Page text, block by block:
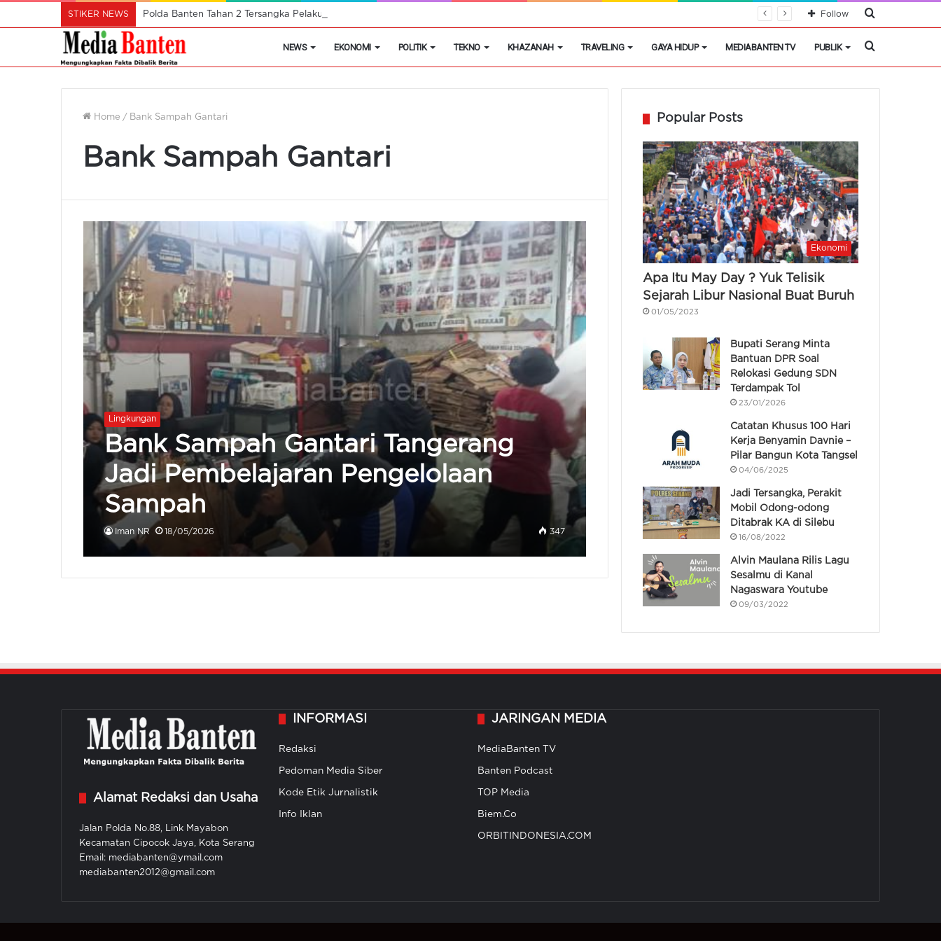
STIKER NEWS Polda Banten Tahan 2 Tersangka Pelaku Kekerasan dan Penghasulan Saat Demo di PT Pemi Cari
Follow
NEWS EKONOMI POLITIK TEKNO KHAZANAH TRAVELING GAYA HIDUP MEDIABANTEN TV PUBLIK Cari
Home / Bank Sampah Gantari
Bank Sampah Gantari
Lingkungan
Bank Sampah Gantari Tangerang
Jadi Pembelajaran Pengelolaan
Sampah
Iman NR 18/05/2026 347
Popular Posts
Ekonomi
Apa Itu May Day ? Yuk Telisik
Sejarah Libur Nasional Buat Buruh
01/05/2023
Bupati Serang Minta
Bantuan DPR Soal
Relokasi Gedung SDN
Terdampak Tol
23/01/2026
Catatan Khusus 100 Hari
Kerja Benyamin Davnie –
Pilar Bangun Kota Tangsel
04/06/2025
Jadi Tersangka, Perakit
Mobil Odong-odong
Ditabrak KA di Silebu
16/08/2022
Alvin Maulana Rilis Lagu
Sesalmu di Kanal
Nagaswara Youtube
09/03/2022
Alamat Redaksi dan Usaha
Jalan Polda No.88, Link Mayabon
Kecamatan Cipocok Jaya, Kota Serang
Email: mediabanten@ymail.com
mediabanten2012@gmail.com
INFORMASI
Redaksi
Pedoman Media Siber
Kode Etik Jurnalistik
Info Iklan
JARINGAN MEDIA
MediaBanten TV
Banten Podcast
TOP Media
Biem.Co
ORBITINDONESIA.COM